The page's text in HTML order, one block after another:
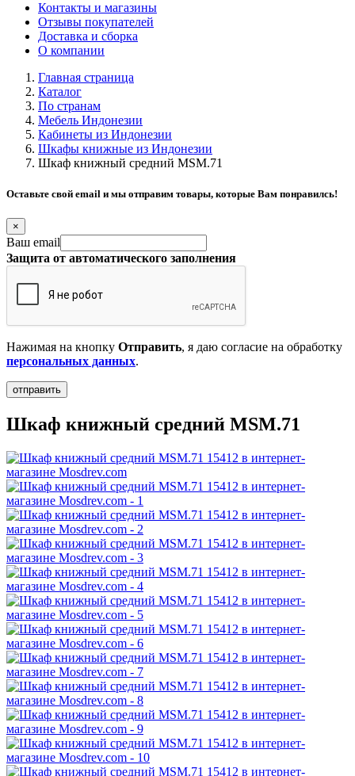
Контакты и магазины
Отзывы покупателей
Доставка и сборка
О компании
Главная страница
Каталог
По странам
Мебель Индонезии
Кабинеты из Индонезии
Шкафы книжные из Индонезии
Шкаф книжный средний MSM.71
Оставьте свой email и мы отправим товары, которые Вам понравилсь!
×
Ваш email
Защита от автоматического заполнения
Нажимая на кнопку Отправить, я даю согласие на обработку
персональных данных.
Шкаф книжный средний MSM.71